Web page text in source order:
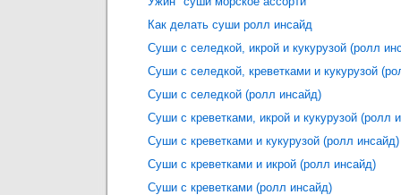
Как делать суши ролл инсайд
Суши с селедкой, икрой и кукурузой (ролл
Суши с селедкой, креветками и кукурузой
Суши с селедкой (ролл инсайд)
Суши с креветками, икрой и кукурузой (ролл
Суши с креветками и кукурузой (ролл инсайд)
Суши с креветками и икрой (ролл инсайд)
Суши с креветками (ролл инсайд)